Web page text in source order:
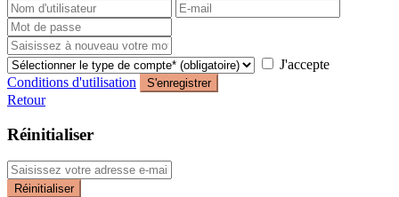
J'accepte
Conditions d'utilisation
S'enregistrer
Retour
Réinitialiser
Réinitialiser